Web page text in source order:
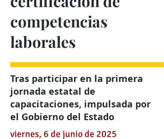
competencias
laborales
Tras participar en la primera
jornada estatal de
capacitaciones, impulsada por
el Gobierno del Estado
viernes, 6 de junio de 2025